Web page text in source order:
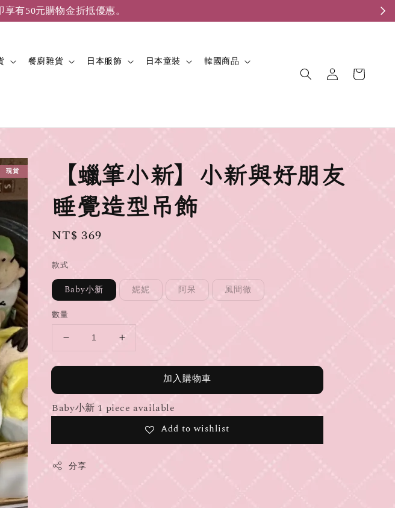
有50元購物金折抵優惠。
餐廚雜貨 日本服飾 日本童裝
韓國商品
現貨
【蠟筆小新】小新與好朋友
睡覺造型吊飾
Regular
NT$ 369
款式
Baby小新 妮妮 阿呆 風間徹
數量
加入購物車
Baby小新 1 piece available
Add to wishlist
分享